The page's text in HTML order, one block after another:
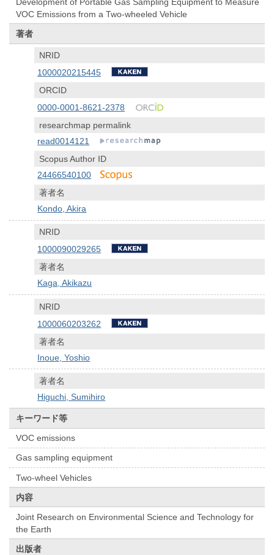
VOC Emissions from a Two-wheeled Vehicle
著者
NRID
1000020215445
ORCID
0000-0001-8621-2378
researchmap permalink
read0014121
Scopus Author ID
24466540100
著者名
Kondo, Akira
NRID
1000090029265
著者名
Kaga, Akikazu
NRID
1000060203262
著者名
Inoue, Yoshio
著者名
Higuchi, Sumihiro
キーワード等
VOC emissions
Gas sampling equipment
Two-wheel Vehicles
内容
Joint Research on Environmental Science and Technology for
the Earth
出版者